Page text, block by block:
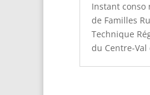
Instant conso
de Familles
Technique
du Centre-Val